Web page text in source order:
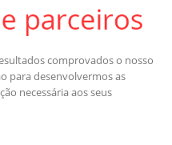
comprovados o nosso
para desenvolvermos as
necessária aos seus